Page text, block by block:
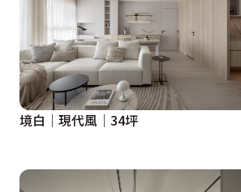
境白│現代風│34坪